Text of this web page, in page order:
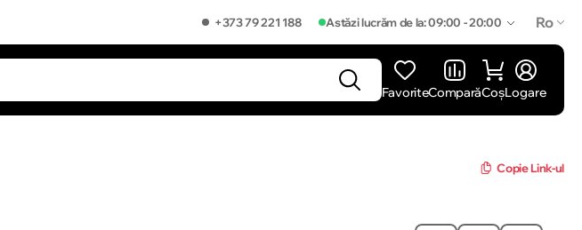
+373 79 221 188 Astăzi lucrăm de la: 09:00 - 20:00 Ro
FavoriteComparăCoșLogare
Copie Link-ul